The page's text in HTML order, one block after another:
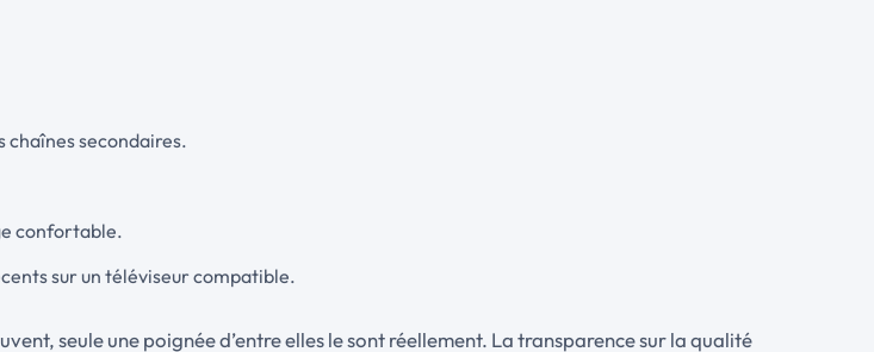
chaînes secondaires.
confortable.
sur un téléviseur compatible.
seule une poignée d’entre elles le sont réellement. La transparence sur la qualité